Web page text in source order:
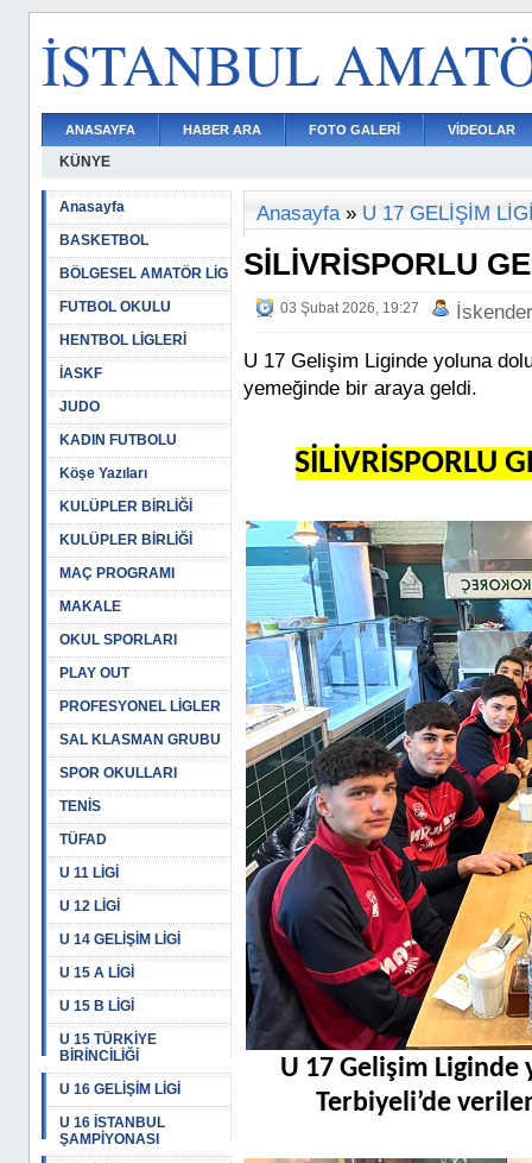
İSTANBUL
ANASAYFA HABER ARA FOTO GALERİ VİDEOLAR
KÜNYE
Anasayfa
BASKETBOL
BÖLGESEL AMATÖR LİG
FUTBOL OKULU
HENTBOL LİGLERİ
İASKF
JUDO
KADIN FUTBOLU
Köşe Yazıları
KULÜPLER BİRLİĞİ
KULÜPLER BİRLİĞİ
MAÇ PROGRAMI
MAKALE
OKUL SPORLARI
PLAY OUT
PROFESYONEL LİGLER
SAL KLASMAN GRUBU
SPOR OKULLARI
TENİS
TÜFAD
U 11 LİGİ
U 12 LİGİ
U 14 GELİŞİM LİGİ
U 15 A LİGİ
U 15 B LİGİ
U 15 TÜRKİYE
BİRİNCİLİĞİ
U 16 GELİŞİM LİGİ
U 16 İSTANBUL
ŞAMPİYONASI
Anasayfa» U 17 GELİŞİM
SİLİVRİSPORLU
03 Şubat 2026, 19:27
U 17 Gelişim Liginde yoluna
yemeğinde bir araya geldi.
SİLİVRİSPORLU
U 17 Gelişim
Terbiyeli’de